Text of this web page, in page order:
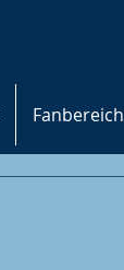
Fanbereich